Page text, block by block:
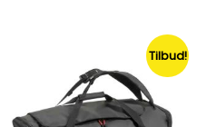
Tilbud!